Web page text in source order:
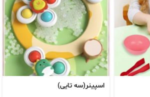
اسپینر(سه تایی)